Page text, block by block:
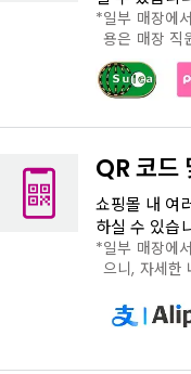
일부 매장에
용은 매장 직
QR 코드
쇼핑몰 내 여
하실 수 있습
일부 매장에
으니, 자세한